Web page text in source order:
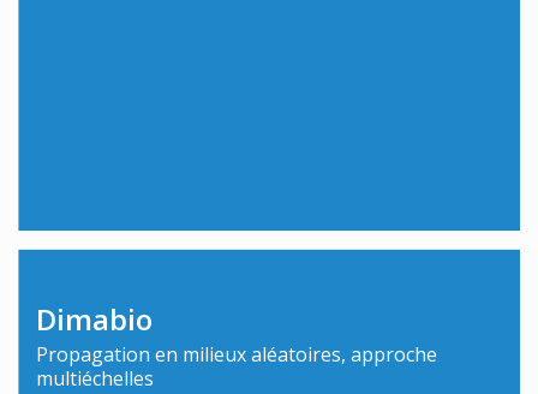
Dimabio
Propagation en milieux aléatoires, approche
multiéchelles